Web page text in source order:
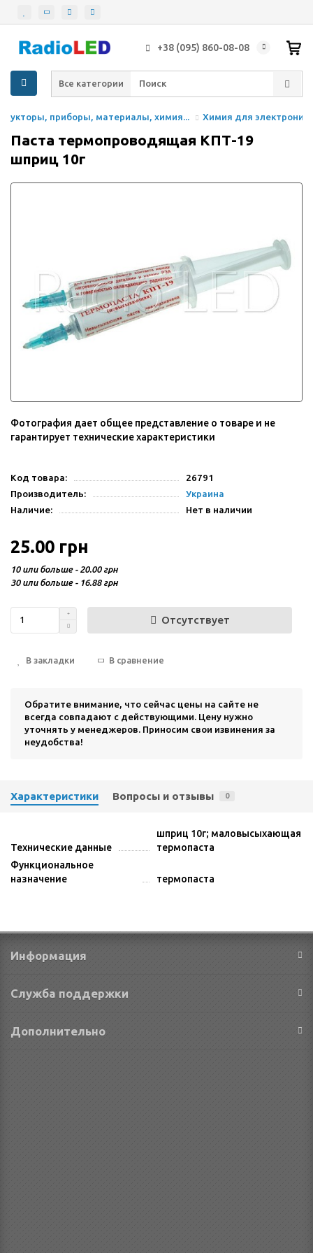
+38 (095) 860-08-08
Все категории
приборы, материалы, химия... Химия для
Паста термопроводящая КПТ-19
шприц 10г
Фотография дает общее представление о товаре и не
гарантирует технические характеристики
Код товара:
26791
Производитель:
Украина
Наличие:
Нет в наличии
25.00 грн
10 или больше - 20.00 грн
30 или больше - 16.88 грн
Отсутствует
В закладки В сравнение
Обратите внимание, что сейчас цены на сайте не
всегда совпадают с действующими. Цену нужно
уточнять у менеджеров. Приносим свои извинения за
неудобства!
Характеристики Вопросы и отзывы 0
Технические данные
шприц 10г; маловысыхающая
термопаста
Функциональное
назначение
термопаста
Информация
Служба поддержки
Дополнительно